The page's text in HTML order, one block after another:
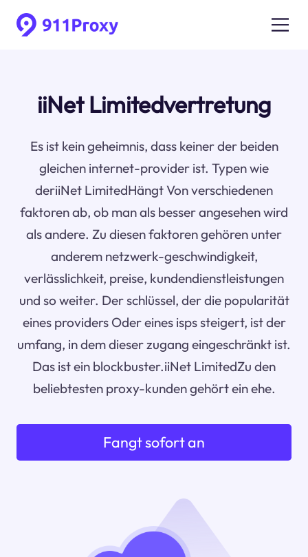
iiNet Limitedvertretung
Es ist kein geheimnis, dass keiner der beiden
gleichen internet-provider ist. Typen wie
deriiNet LimitedHängt Von verschiedenen
faktoren ab, ob man als besser angesehen wird
als andere. Zu diesen faktoren gehören unter
anderem netzwerk-geschwindigkeit,
verlässlichkeit, preise, kundendienstleistungen
und so weiter. Der schlüssel, der die popularität
eines providers Oder eines isps steigert, ist der
umfang, in dem dieser zugang eingeschränkt ist.
Das ist ein blockbuster.iiNet LimitedZu den
beliebtesten proxy-kunden gehört ein ehe.
Fangt sofort an